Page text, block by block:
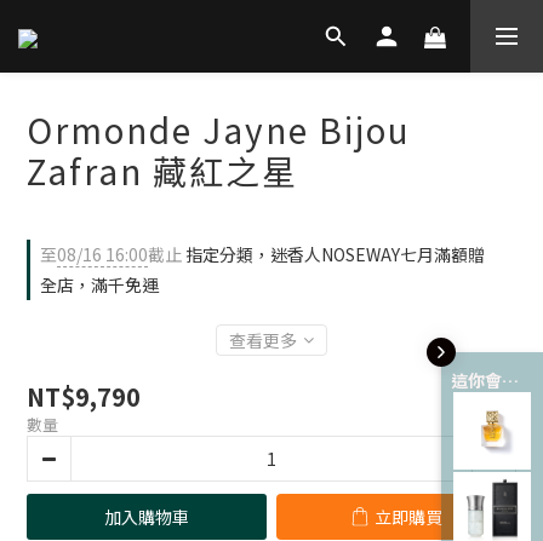
這你會愛 💘
Ormonde Jayne Bijou
Zafran 藏紅之星
至08/16 16:00截止 指定分類，迷香人NOSEWAY七月滿額贈
全店，滿千免運
查看更多
NT$9,790
數量
加入購物車 立即購買